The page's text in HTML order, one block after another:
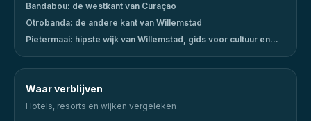
Bandabou: de westkant van Curaçao
Otrobanda: de andere kant van Willemstad
Pietermaai: hipste wijk van Willemstad, gids voor cultuur en
Waar verblijven
Hotels, resorts en wijken vergeleken